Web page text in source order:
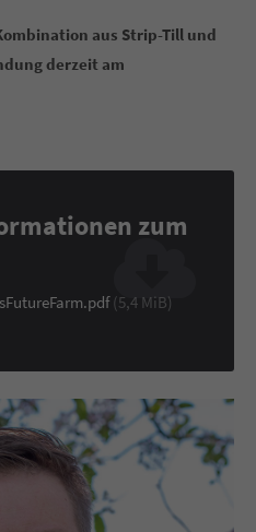
aus Strip-Till und
derzeit am
zum
(5,4 MiB)